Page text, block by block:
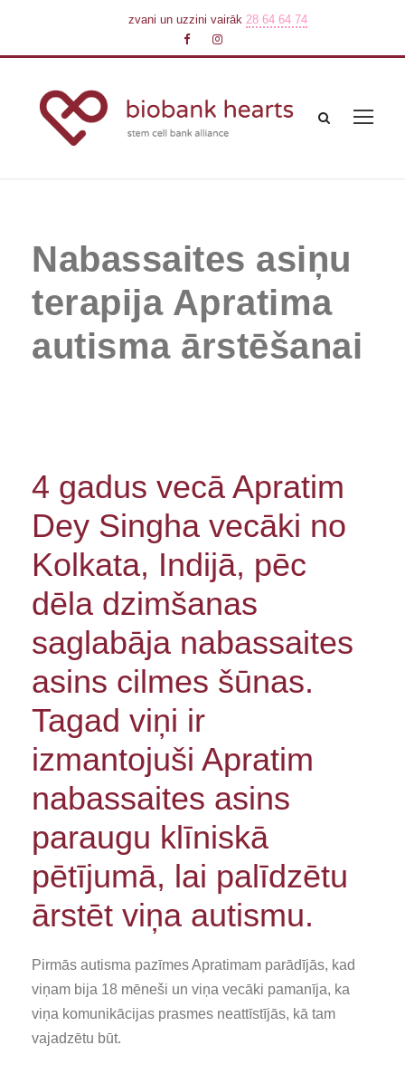
zvani un uzzini vairāk 28 64 64 74
Nabassaites asiņu
terapija Apratima
autisma ārstēšanai
4 gadus vecā Apratim
Dey Singha vecāki no
Kolkata, Indijā, pēc
dēla dzimšanas
saglabāja nabassaites
asins cilmes šūnas.
Tagad viņi ir
izmantojuši Apratim
nabassaites asins
paraugu klīniskā
pētījumā, lai palīdzētu
ārstēt viņa autismu.
Pirmās autisma pazīmes Apratimam parādījās, kad
viņam bija 18 mēneši un viņa vecāki pamanīja, ka
viņa komunikācijas prasmes neattīstījās, kā tam
vajadzētu būt.